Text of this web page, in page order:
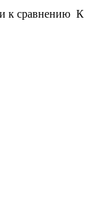
к сравнению К